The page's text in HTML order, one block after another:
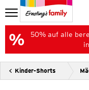
50% auf alle
Kinder-Shorts